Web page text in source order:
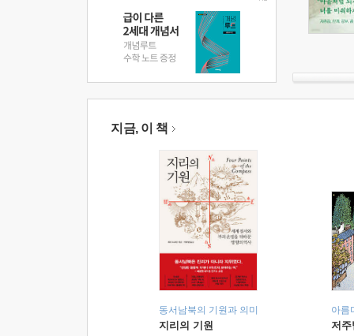
지금, 이 책
동서남북의 기원과 의미
지리의 기원
아름
저